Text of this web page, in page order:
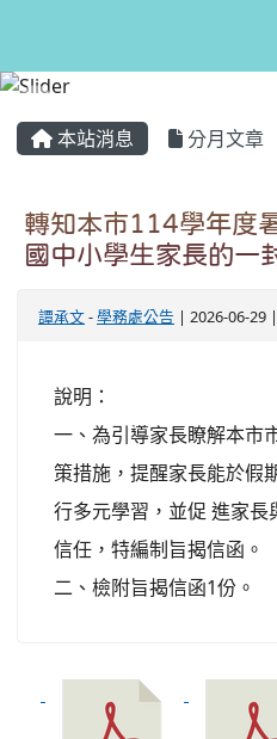
本站消息 分月文章
轉知本市114學年度
國中小學生家長的一
譚承文-學務處公告 | 2026-06-29
說明：
一、為引導家長瞭解本市
策措施，提醒家長能於假
行多元學習，並促 進家
信任，特編制旨揭信函。
二、檢附旨揭信函1份。